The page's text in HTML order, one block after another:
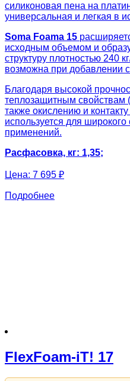
силиконовая пена на
универсальная и легкая в
Soma Foama 15
исходным объемом и
структуру плотностью 240
возможна при добавлении
Благодаря высокой
теплозащитным свойствам
также окислению и
используется для
применений.
Расфасовка, кг: 1,35;
Цена: 7 695 ₽
Подробнее
FlexFoam-iT! 17